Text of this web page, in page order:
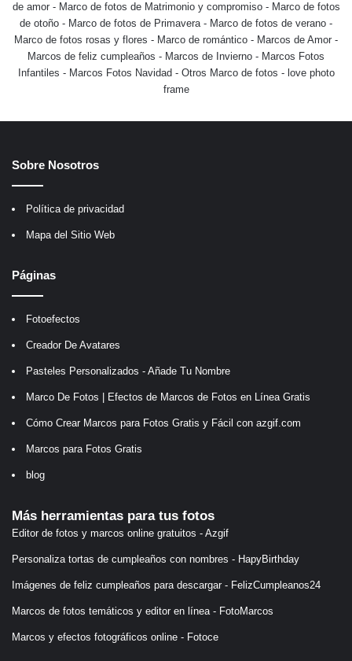
de amor- Marco de fotos de Matrimonio y compromiso- Marco de fotos
de otoño - Marco de fotos de Primavera- Marco de fotos de verano -
Marco de fotos rosas y flores - Marco de romántico - Marcos de Amor -
Marcos de feliz cumpleaños - Marcos de Invierno - Marcos Fotos
Infantiles - Marcos Fotos Navidad - Otros Marco de fotos - love photo
frame
Sobre Nosotros
Política de privacidad
Mapa del Sitio Web
Páginas
Fotoefectos
Creador De Avatares
Pasteles Personalizados - Añade Tu Nombre
Marco De Fotos | Efectos de Marcos de Fotos en Línea Gratis
Cómo Crear Marcos para Fotos Gratis y Fácil con azgif.com
Marcos para Fotos Gratis
blog
Más herramientas para tus fotos
Editor de fotos y marcos online gratuitos - Azgif
Personaliza tortas de cumpleaños con nombres - HapyBirthday
Imágenes de feliz cumpleaños para descargar - FelizCumpleanos24
Marcos de fotos temáticos y editor en línea - FotoMarcos
Marcos y efectos fotográficos online - Fotoce